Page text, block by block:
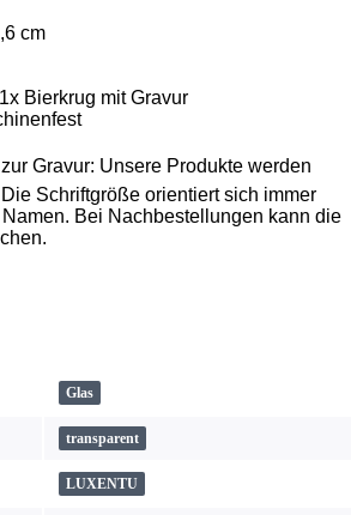
cm
Bierkrug mit Gravur
zur Gravur: Unsere Produkte werden
Schriftgröße orientiert sich immer
Bei Nachbestellungen kann die
Glas
transparent
LUXENTU